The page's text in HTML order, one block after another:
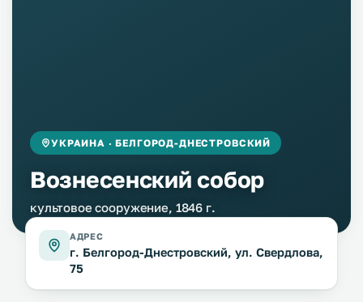
УКРАИНА · БЕЛГОРОД-ДНЕСТРОВСКИЙ
Вознесенский собор
культовое сооружение, 1846 г.
АДРЕС
г. Белгород-Днестровский, ул. Свердлова,
75